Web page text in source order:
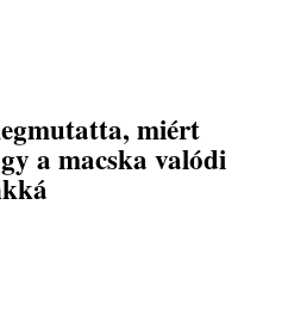
miért
a macska valódi